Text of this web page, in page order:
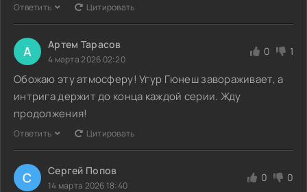
Ответить Цитировать
А Артем Тарасов
4 марта 2026 02:20
0 1
Обожаю эту атмосферу! Угур Гюнеш завораживает, а
интрига держит до конца каждой серии. Жду
продолжения!
Ответить Цитировать
С Сергей Попов
14 марта 2026 18:40
0 0